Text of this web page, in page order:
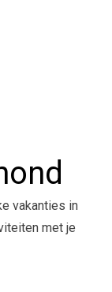
vakanties in
met je